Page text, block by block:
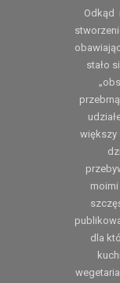
Odkąd
stało
większy
dla